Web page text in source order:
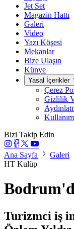
Jet Set
Magazin Hattı
Galeri
Video
Yazı Köşesi
Mekanlar
Bize Ulaşın
Künye
Yasal İçerikler
Çerez
Gizlilik
Bizi Takip Edin
Ana Sayfa Galeri
HT Kulüp
Turizmci iş